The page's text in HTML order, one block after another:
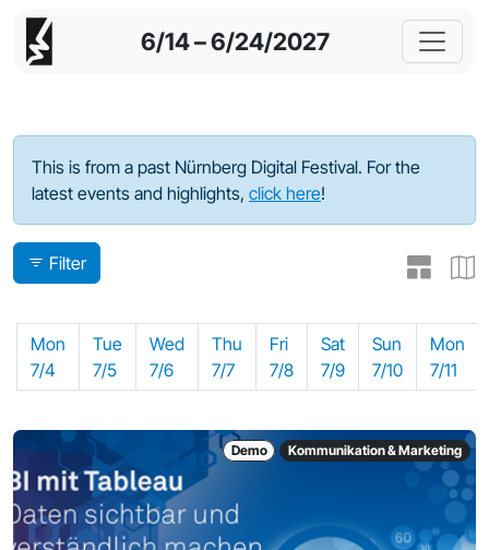
6/14 – 6/24/2027
Program - 2022
This is from a past Nürnberg Digital Festival. For the
latest events and highlights, click here!
Filter
Mon
7/4
Tue
7/5
Wed
7/6
Thu
7/7
Fri
7/8
Sat
7/9
Sun
7/10
Mon
7/11
Demo Kommunikation & Marketing